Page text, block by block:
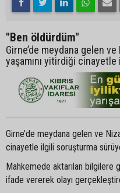
"Ben öldürdüm"
Girne’de meydana gelen
yaşamını yitirdiği
Girne’de meydana gelen ve
cinayetle ilgili soruşturma
Mahkemede aktarılan bilgilere
ifade vererek olayı